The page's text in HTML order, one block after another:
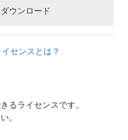
ウンロード
センスとは？
るライセンスです。
。